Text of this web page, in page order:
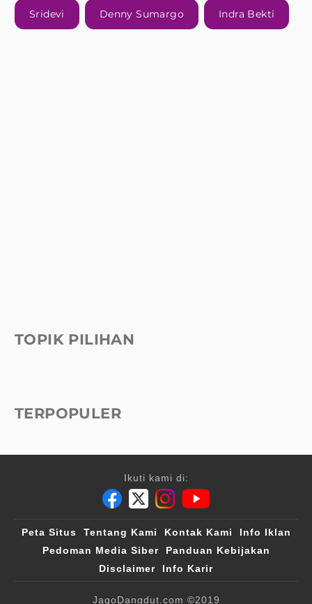
Sridevi Denny Sumargo Indra Bekti
TOPIK PILIHAN
TERPOPULER
Ikuti kami di:
Peta Situs Tentang Kami Kontak Kami
Info Iklan
Pedoman Media Siber
Panduan Kebijakan
Disclaimer
Info Karir
JagoDangdut.com ©2019